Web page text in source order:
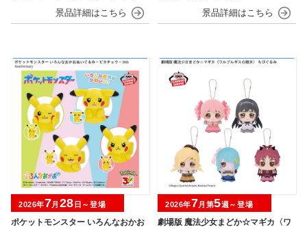
ズ・グレイシア～おひるねver.
ポケットモンスター いろんなおかお
2026年7月 28 日～登場
劇場版 魔法少女まどか☆マギカ〈ワ
2026年7月第5週～登場